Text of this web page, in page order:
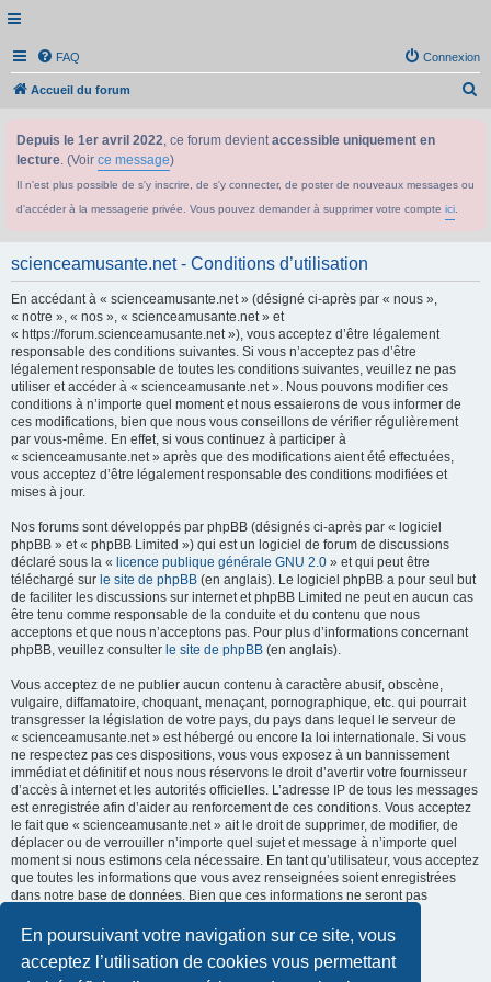
En poursuivant votre navigation sur ce site, vous
acceptez l’utilisation de cookies vous permettant
FAQ Connexion
Accueil du forum
Depuis le 1er avril 2022, ce forum devientaccessible uniquement en
lecture. (Voir ce message)
Il n'est plus possible de s'y inscrire, de s'y connecter, de poster de nouveaux messages ou
d'accéder à la messagerie privée. Vous pouvez demander à supprimer votre compte ici
scienceamusante.net - Conditions d’utilisation
En accédant à « scienceamusante.net » (désigné ci-après par « nous »,
« notre », « nos », « scienceamusante.net » et
« https://forum.scienceamusante.net »), vous acceptez d’être légalement
responsable des conditions suivantes. Si vous n’acceptez pas d’être
légalement responsable de toutes les conditions suivantes, veuillez ne pas
utiliser et accéder à « scienceamusante.net ». Nous pouvons modifier ces
conditions à n’importe quel moment et nous essaierons de vous informer de
ces modifications, bien que nous vous conseillons de vérifier régulièrement
par vous-même. En effet, si vous continuez à participer à
« scienceamusante.net » après que des modifications aient été effectuées,
vous acceptez d’être légalement responsable des conditions modifiées et
mises à jour.
Nos forums sont développés par phpBB (désignés ci-après par « logiciel
phpBB » et « phpBB Limited ») qui est un logiciel de forum de discussions
déclaré sous la « licence publique générale GNU 2.0 » et qui peut être
téléchargé sur le site de phpBB (en anglais). Le logiciel phpBB a pour seul but
de faciliter les discussions sur internet et phpBB Limited ne peut en aucun cas
être tenu comme responsable de la conduite et du contenu que nous
acceptons et que nous n’acceptons pas. Pour plus d’informations concernant
phpBB, veuillez consulter le site de phpBB (en anglais).
Vous acceptez de ne publier aucun contenu à caractère abusif, obscène,
vulgaire, diffamatoire, choquant, menaçant, pornographique, etc. qui pourrait
transgresser la législation de votre pays, du pays dans lequel le serveur de
« scienceamusante.net » est hébergé ou encore la loi internationale. Si vous
ne respectez pas ces dispositions, vous vous exposez à un bannissement
immédiat et définitif et nous nous réservons le droit d’avertir votre fournisseur
d’accès à internet et les autorités officielles. L’adresse IP de tous les messages
est enregistrée afin d’aider au renforcement de ces conditions. Vous acceptez
le fait que « scienceamusante.net » ait le droit de supprimer, de modifier, de
déplacer ou de verrouiller n’importe quel sujet et message à n’importe quel
moment si nous estimons cela nécessaire. En tant qu’utilisateur, vous acceptez
que toutes les informations que vous avez renseignées soient enregistrées
dans notre base de données. Bien que ces informations ne seront pas
« scienceamusante.net », ni phpBB, ne pourront être tenus comme
responsables en cas de tentative de piratage informatique visant à
compromettre vos données.